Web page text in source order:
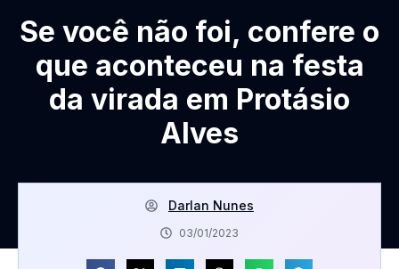
Se você não foi, confere o
que aconteceu na festa
da virada em Protásio
Alves
Darlan Nunes
03/01/2023